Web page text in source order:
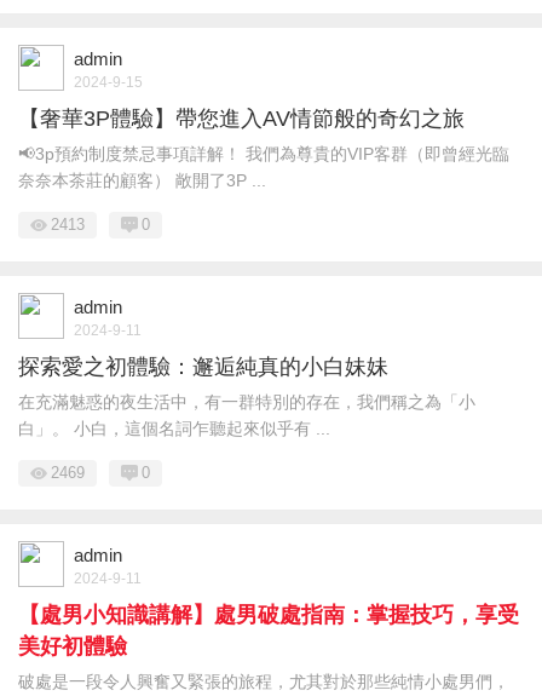
admin
2024-9-15
【奢華3P體驗】帶您進入AV情節般的奇幻之旅
📢3p預約制度禁忌事項詳解！ 我們為尊貴的VIP客群（即曾經光臨
奈奈本茶莊的顧客） 敞開了3P ...
2413 0
admin
2024-9-11
探索愛之初體驗：邂逅純真的小白妹妹
在充滿魅惑的夜生活中，有一群特別的存在，我們稱之為「小
白」。 小白，這個名詞乍聽起來似乎有 ...
2469 0
admin
2024-9-11
【處男小知識講解】處男破處指南：掌握技巧，享受
美好初體驗
破處是一段令人興奮又緊張的旅程，尤其對於那些純情小處男們，